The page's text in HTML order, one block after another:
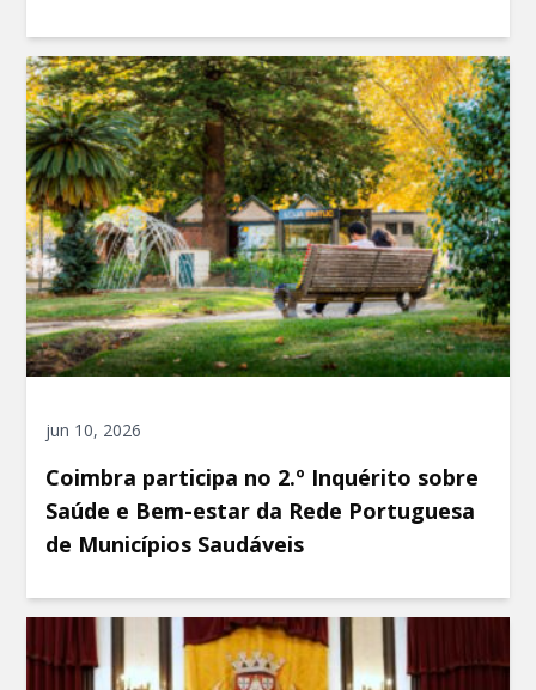
jun 10, 2026
Coimbra participa no 2.º Inquérito sobre
Saúde e Bem-estar da Rede Portuguesa
de Municípios Saudáveis